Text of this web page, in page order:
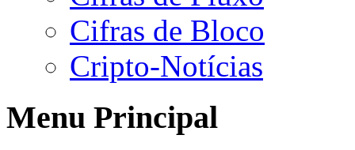
Cifras de Bloco
Cripto-Notícias
Menu Principal